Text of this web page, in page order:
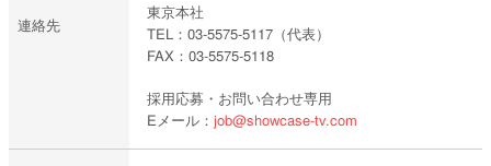
連絡先
東京本社
TEL：03-5575-5117（代表）
FAX：03-5575-5118
採用応募・お問い合わせ専用
Eメール： job@showcase-tv.com